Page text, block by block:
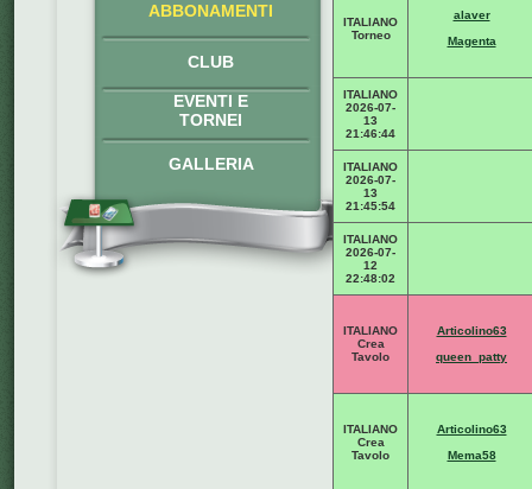
ABBONAMENTI
CLUB
EVENTI E
TORNEI
GALLERIA
ITALIANO
Torneo
alaver
Magenta
ITALIANO
2026-07-
13
21:46:44
ITALIANO
2026-07-
13
21:45:54
ITALIANO
2026-07-
12
22:48:02
ITALIANO
Crea
Tavolo
Articolino63
queen_patty
ITALIANO
Crea
Tavolo
Articolino63
Mema58